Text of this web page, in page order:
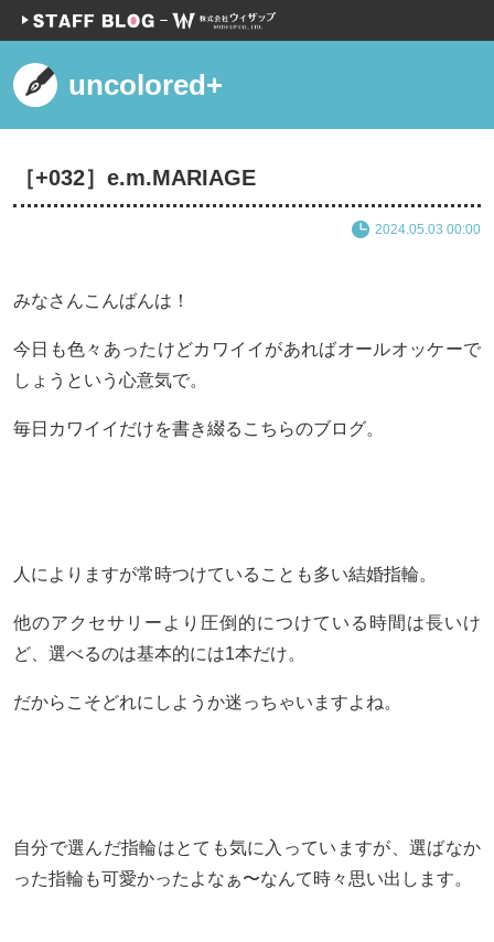
uncolored+
［+032］e.m.MARIAGE
2024.05.03 00:00
みなさんこんばんは！
今日も色々あったけどカワイイがあればオールオッケーで
しょうという心意気で。
毎日カワイイだけを書き綴るこちらのブログ。
人によりますが常時つけていることも多い結婚指輪。
他のアクセサリーより圧倒的につけている時間は長いけ
ど、選べるのは基本的には1本だけ。
だからこそどれにしようか迷っちゃいますよね。
自分で選んだ指輪はとても気に入っていますが、選ばなか
った指輪も可愛かったよなぁ〜なんて時々思い出します。